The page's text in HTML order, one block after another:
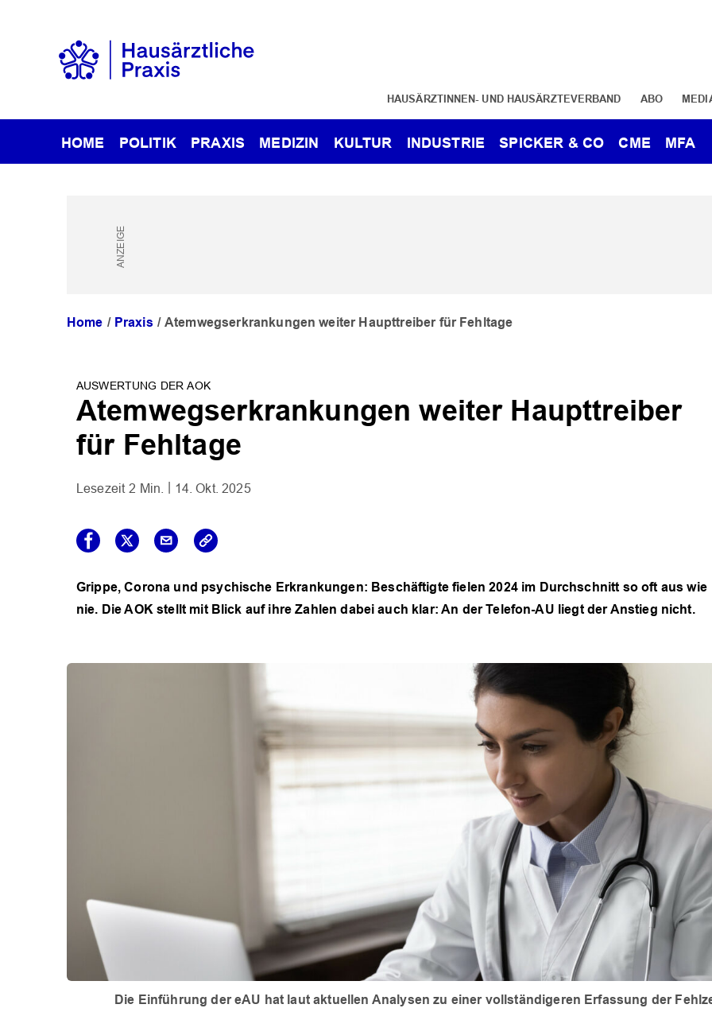
HAUSÄRZTINNEN- UND HAUSÄRZTEVERBAND ABO
HOME POLITIK PRAXIS MEDIZIN KULTUR INDUSTRIE SPICKER & CO CME MFA
Home Praxis Atemwegserkrankungen weiter Haupttreiber für Fehltage
AUSWERTUNG DER AOK
Atemwegserkrankungen weiter Haupttreiber
für Fehltage
2 Min. 14. Okt. 2025
Grippe, Corona und psychische Erkrankungen: Beschäftigte fielen 2024 im Durchschnitt so oft aus wie
nie. Die AOK stellt mit Blick auf ihre Zahlen dabei auch klar: An der Telefon-AU liegt der Anstieg nicht.
Die Einführung der eAU hat laut aktuellen Analysen zu einer vollständigeren Erfassung der